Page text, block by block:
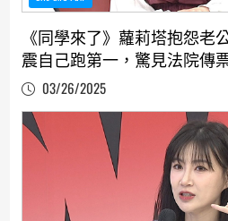
《同學來了》蘿莉塔抱怨老
震自己跑第一，驚見法院傳
費、蔡允潔氣轟老公辦事不利
03/26/2025